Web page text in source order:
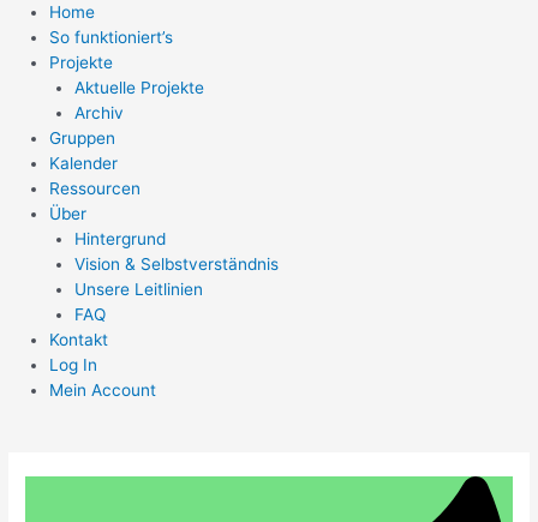
Home
So funktioniert’s
Projekte
Aktuelle Projekte
Archiv
Gruppen
Kalender
Ressourcen
Über
Hintergrund
Vision & Selbstverständnis
Unsere Leitlinien
FAQ
Kontakt
Log In
Mein Account